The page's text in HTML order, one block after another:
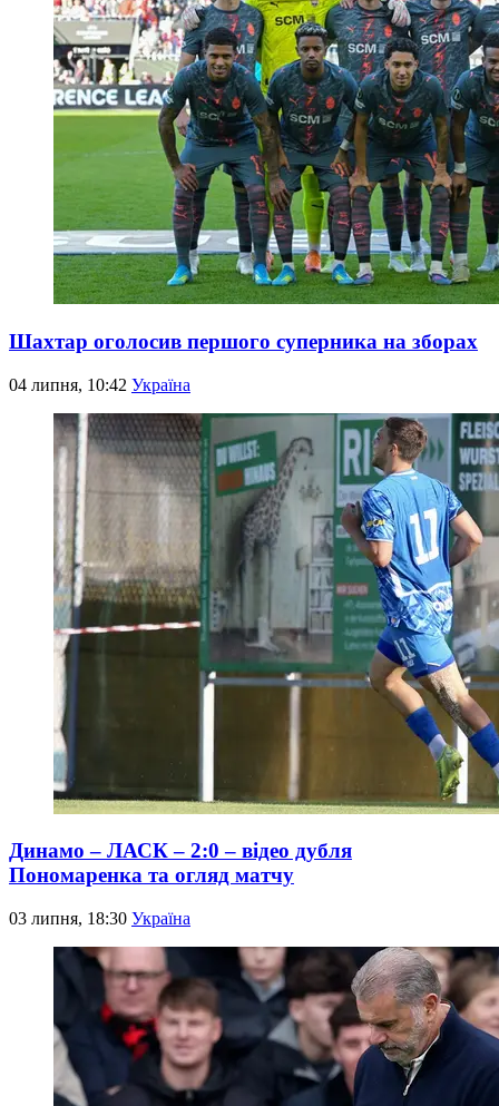
Шахтар оголосив першого суперника на зборах
04 липня, 10:42 Україна
Динамо – ЛАСК – 2:0 – відео дубля
Пономаренка та огляд матчу
03 липня, 18:30 Україна